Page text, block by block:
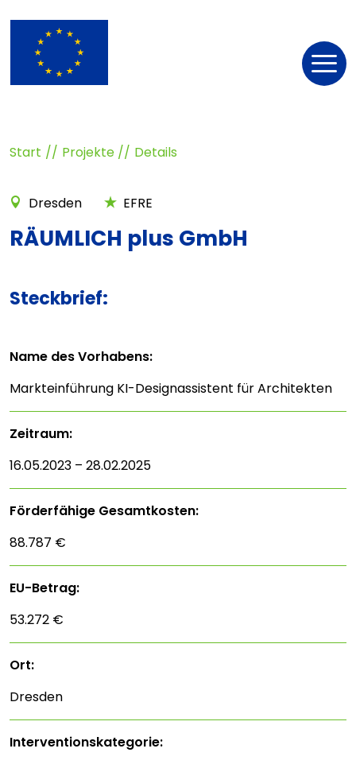
Start Projekte Details
Dresden EFRE
RÄUMLICH plus GmbH
Steckbrief:
Name des Vorhabens:
Markteinführung KI-Designassistent für Architekten
Zeitraum:
16.05.2023 – 28.02.2025
Förderfähige Gesamtkosten:
88.787 €
EU-Betrag:
53.272 €
Ort:
Dresden
Interventions­kategorie: